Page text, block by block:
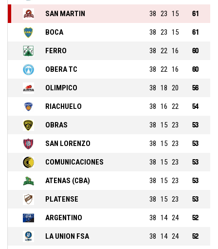
SAN MARTIN 38 23 15 61
BOCA 38 23 15 61
FERRO 38 22 16 60
OBERA TC 38 22 16 60
OLIMPICO 38 18 20 56
RIACHUELO 38 16 22 54
OBRAS 38 15 23 53
SAN LORENZO 38 15 23 53
COMUNICACIONES 38 15 23 53
ATENAS (CBA) 38 15 23 53
PLATENSE 38 15 23 53
ARGENTINO 38 14 24 52
LA UNION FSA 38 14 24 52